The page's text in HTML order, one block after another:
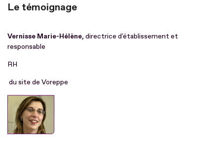
Le témoignage
Vernisse Marie-Hélène, directrice d'établissement et
responsable
RH
du site de Voreppe